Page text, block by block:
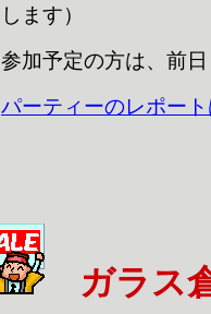
します）
参加予定の方は、前
パーティーのレポー
ガラス